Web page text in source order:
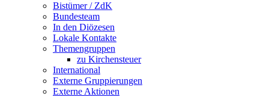
Bistümer / ZdK
Bundesteam
In den Diözesen
Lokale Kontakte
Themengruppen
zu Kirchensteuer
International
Externe Gruppierungen
Externe Aktionen